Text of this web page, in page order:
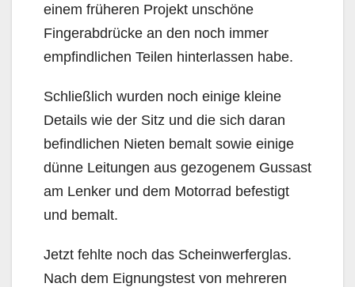
einem früheren Projekt unschöne
Fingerabdrücke an den noch immer
empfindlichen Teilen hinterlassen habe.
Schließlich wurden noch einige kleine
Details wie der Sitz und die sich daran
befindlichen Nieten bemalt sowie einige
dünne Leitungen aus gezogenem Gussast
am Lenker und dem Motorrad befestigt
und bemalt.
Jetzt fehlte noch das Scheinwerferglas.
Nach dem Eignungstest von mehreren